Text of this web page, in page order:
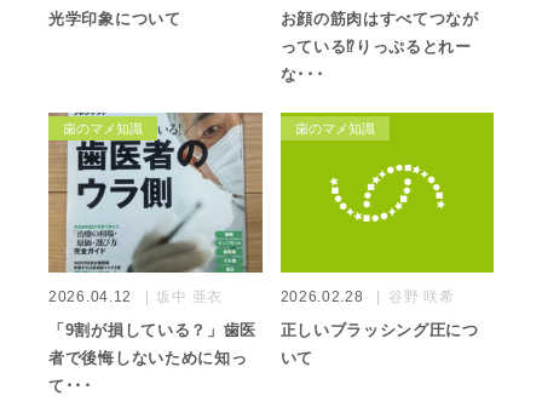
光学印象について
お顔の筋肉はすべてつなが
っている⁉️りっぷるとれー
な･･･
歯のマメ知識
2026.04.12 坂中 亜衣
「9割が損している？」歯医
者で後悔しないために知っ
て･･･
歯のマメ知識
2026.02.28 谷野 咲希
正しいブラッシング圧につ
いて